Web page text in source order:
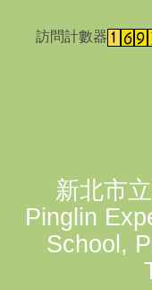
訪問計數器
新北市
Pinglin
School,